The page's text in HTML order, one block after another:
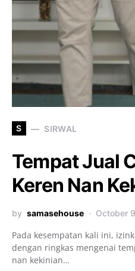
S SIRWAL
Tempat Jual
Keren Nan
by samasehouse October
Pada kesempatan kali ini,
dengan ringkas mengenai
nan kekinian…